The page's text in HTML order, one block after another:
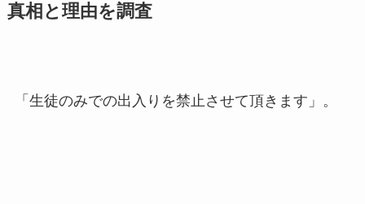
真相と理由を調査
「生徒のみでの出入りを禁止させて頂きます」。